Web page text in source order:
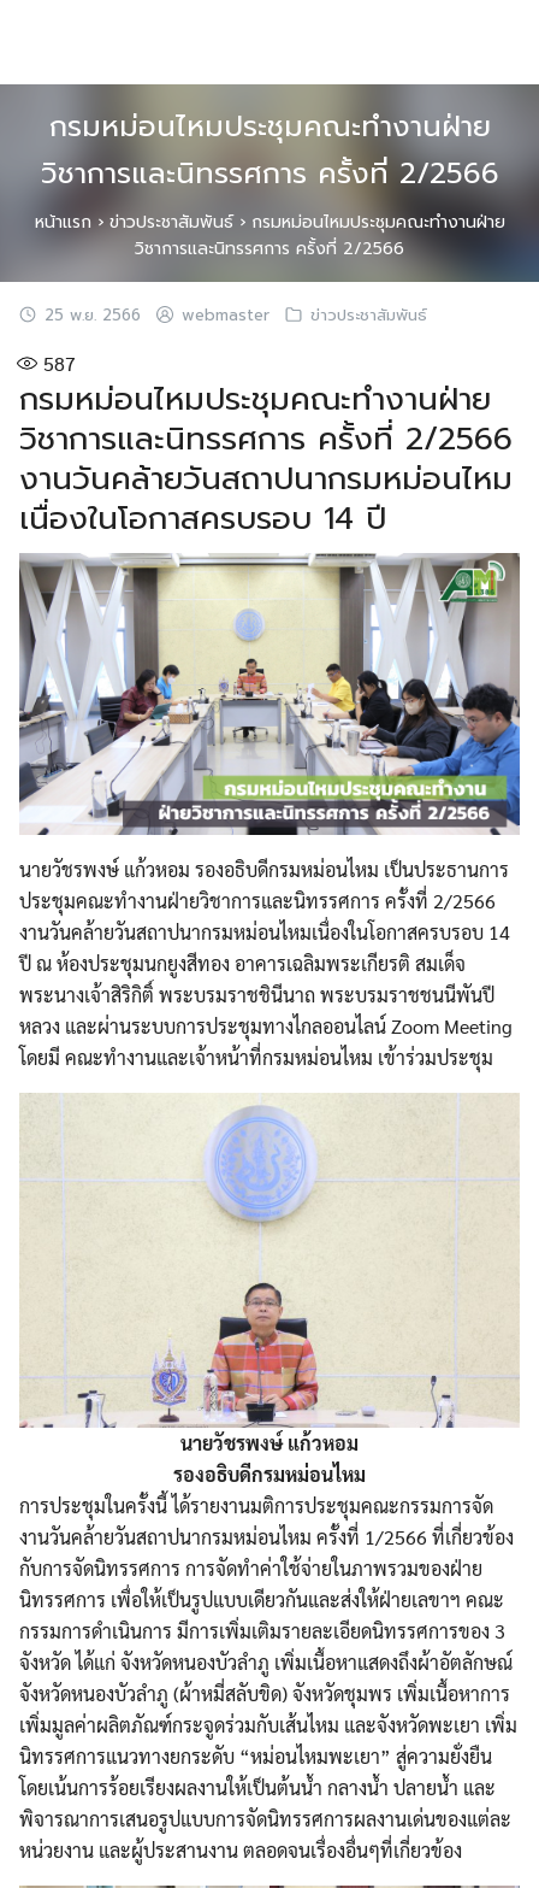
กรมหม่อนไหมประชุมคณะทำงานฝ่าย
วิชาการและนิทรรศการ ครั้งที่ 2/2566
หน้าแรก› ข่าวประชาสัมพันธ์› กรมหม่อนไหมประชุมคณะทำงานฝ่าย
วิชาการและนิทรรศการ ครั้งที่ 2/2566
25 พ.ย. 2566 webmaster ข่าวประชาสัมพันธ์
587
กรมหม่อนไหมประชุมคณะทำงานฝ่าย
วิชาการและนิทรรศการ ครั้งที่ 2/2566
งานวันคล้ายวันสถาปนากรมหม่อนไหม
เนื่องในโอกาสครบรอบ 14 ปี
นายวัชรพงษ์ แก้วหอม รองอธิบดีกรมหม่อนไหม เป็นประธานการ
ประชุมคณะทำงานฝ่ายวิชาการและนิทรรศการ ครั้งที่ 2/2566
งานวันคล้ายวันสถาปนากรมหม่อนไหมเนื่องในโอกาสครบรอบ 14
ปี ณ ห้องประชุมนกยูงสีทอง อาคารเฉลิมพระเกียรติ สมเด็จ
พระนางเจ้าสิริกิติ์ พระบรมราชชินีนาถ พระบรมราชชนนีพันปี
หลวง และผ่านระบบการประชุมทางไกลออนไลน์ Zoom Meeting
โดยมี คณะทำงานและเจ้าหน้าที่กรมหม่อนไหม เข้าร่วมประชุม
นายวัชรพงษ์ แก้วหอม
รองอธิบดีกรมหม่อนไหม
การประชุมในครั้งนี้ ได้รายงานมติการประชุมคณะกรรมการจัด
งานวันคล้ายวันสถาปนากรมหม่อนไหม ครั้งที่ 1/2566 ที่เกี่ยวข้อง
กับการจัดนิทรรศการ การจัดทำค่าใช้จ่ายในภาพรวมของฝ่าย
นิทรรศการ เพื่อให้เป็นรูปแบบเดียวกันและส่งให้ฝ่ายเลขาฯ คณะ
กรรมการดำเนินการ มีการเพิ่มเติมรายละเอียดนิทรรศการของ 3
จังหวัด ได้แก่ จังหวัดหนองบัวลำภู เพิ่มเนื้อหาแสดงถึงผ้าอัตลักษณ์
จังหวัดหนองบัวลำภู (ผ้าหมี่สลับขิด) จังหวัดชุมพร เพิ่มเนื้อหาการ
เพิ่มมูลค่าผลิตภัณฑ์กระจูดร่วมกับเส้นไหม และจังหวัดพะเยา เพิ่ม
นิทรรศการแนวทางยกระดับ “หม่อนไหมพะเยา” สู่ความยั่งยืน
โดยเน้นการร้อยเรียงผลงานให้เป็นต้นน้ำ กลางน้ำ ปลายน้ำ และ
พิจารณาการเสนอรูปแบบการจัดนิทรรศการผลงานเด่นของแต่ละ
หน่วยงาน และผู้ประสานงาน ตลอดจนเรื่องอื่นๆที่เกี่ยวข้อง